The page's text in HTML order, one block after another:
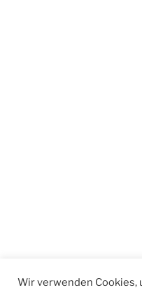
Wir verwenden Cookies,